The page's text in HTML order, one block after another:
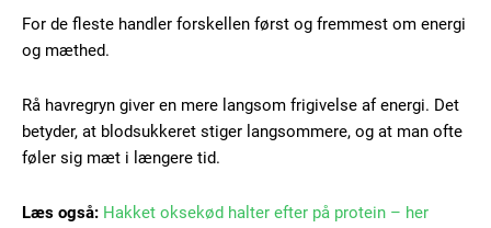
For de fleste handler forskellen først og fremmest om energi
og mæthed.
Rå havregryn giver en mere langsom frigivelse af energi. Det
betyder, at blodsukkeret stiger langsommere, og at man ofte
føler sig mæt i længere tid.
Læs også: Hakket oksekød halter efter på protein – her